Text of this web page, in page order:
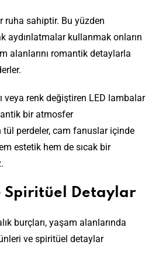
ruha sahiptir. Bu yüzden
aydınlatmalar kullanmak onların
alanlarını romantik detaylarla
veya renk değiştiren LED lambalar
bir atmosfer
perdeler, cam fanuslar içinde
estetik hem de sıcak bir
Spiritüel Detaylar
burçları, yaşam alanlarında
ve spiritüel detaylar